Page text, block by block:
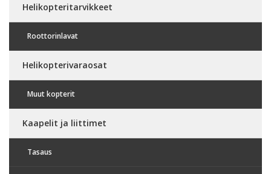
Helikopteritarvikkeet
Roottorinlavat
Helikopterivaraosat
Muut kopterit
Kaapelit ja liittimet
Tasaus